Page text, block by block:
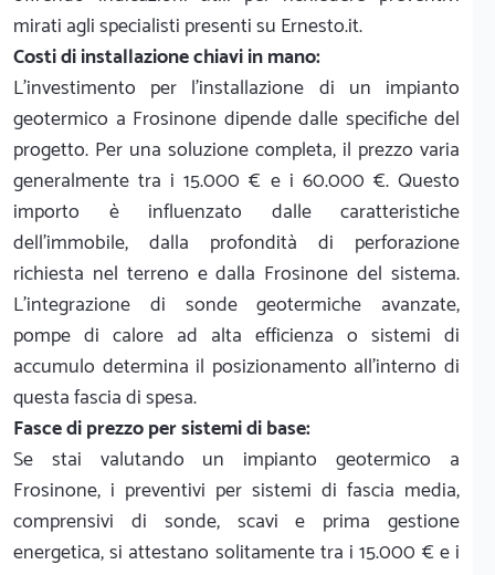
mirati agli specialisti presenti su Ernesto.it.
Costi di installazione chiavi in mano:
L'investimento per l'installazione di un impianto
geotermico a Frosinone dipende dalle specifiche del
progetto. Per una soluzione completa, il prezzo varia
generalmente tra i 15.000 € e i 60.000 €. Questo
importo è influenzato dalle caratteristiche
dell'immobile, dalla profondità di perforazione
richiesta nel terreno e dalla Frosinone del sistema.
L'integrazione di sonde geotermiche avanzate,
pompe di calore ad alta efficienza o sistemi di
accumulo determina il posizionamento all'interno di
questa fascia di spesa.
Fasce di prezzo per sistemi di base:
Se stai valutando un impianto geotermico a
Frosinone, i preventivi per sistemi di fascia media,
comprensivi di sonde, scavi e prima gestione
energetica, si attestano solitamente tra i 15.000 € e i